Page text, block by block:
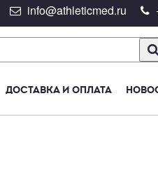
info@athleticmed.ru
ДОСТАВКА И ОПЛАТА